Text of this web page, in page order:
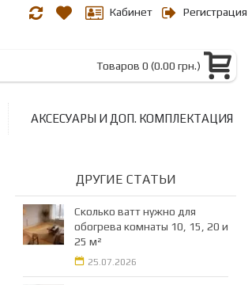
Кабинет Регистрация
Товаров 0 (0.00 грн.)
АКСЕСУАРЫ И ДОП. КОМПЛЕКТАЦИЯ
ДРУГИЕ СТАТЬИ
Сколько ватт нужно для
обогрева комнаты 10, 15, 20 и
25 м²
25.07.2026